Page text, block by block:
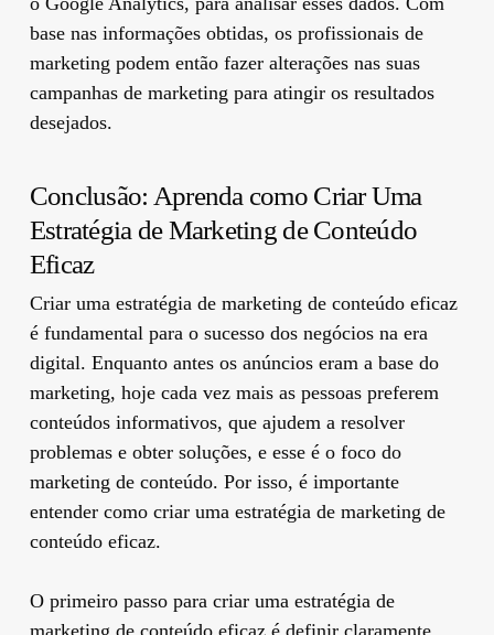
base nas informações obtidas, os profissionais de
marketing podem então fazer alterações nas suas
campanhas de marketing para atingir os resultados
desejados.
Conclusão: Aprenda como Criar Uma
Estratégia de Marketing de Conteúdo
Eficaz
Criar uma estratégia de marketing de conteúdo eficaz
é fundamental para o sucesso dos negócios na era
digital. Enquanto antes os anúncios eram a base do
marketing, hoje cada vez mais as pessoas preferem
conteúdos informativos, que ajudem a resolver
problemas e obter soluções, e esse é o foco do
marketing de conteúdo. Por isso, é importante
entender como criar uma estratégia de marketing de
conteúdo eficaz.
O primeiro passo para criar uma estratégia de
marketing de conteúdo eficaz é definir claramente